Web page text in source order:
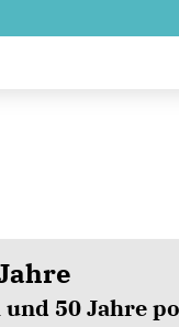
50 Jahre